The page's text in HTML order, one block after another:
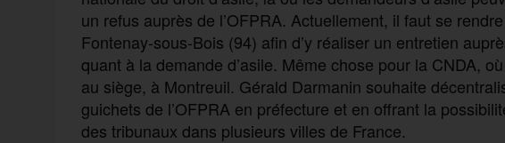
un refus auprès de l’OFPRA. Actuellement, il faut se
Fontenay-sous-Bois (94) afin d’y réaliser un entretien
quant à la demande d’asile. Même chose pour la CNDA,
au siège, à Montreuil. Gérald Darmanin souhaite
guichets de l’OFPRA en préfecture et en offrant la
des tribunaux dans plusieurs villes de France.